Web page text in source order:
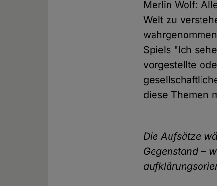
Merlin Wolf:
Welt zu
Spiels "Ich
vorgestellte
diese Themen
Die Aufsätze
Gegenstand –